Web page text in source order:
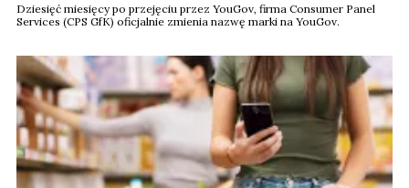
Dziesięć miesięcy po przejęciu przez YouGov, firma Consumer Panel
Services (CPS GfK) oficjalnie zmienia nazwę marki na YouGov.